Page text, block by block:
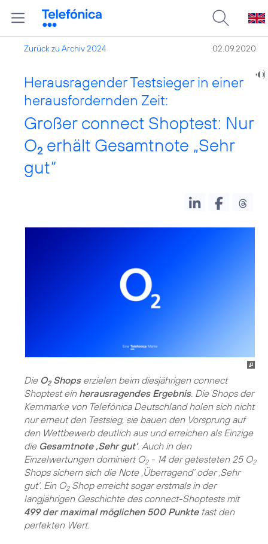
Zurück zu Archiv 2024 02.09.2020
Herausragender Testsieger in einer
herausfordernden Zeit:
Großer connect Shoptest: Nur
O2 erhält Gesamtnote „Sehr
gut“
Die O2Shopserzielen beim diesjährigen connect
Shoptest ein herausragendes Ergebnis. Die Shops der
Kernmarke von Telefónica Deutschland holen sich nicht
nur erneut den Testsieg, sie bauen den Vorsprung auf
den Wettbewerb deutlich aus und erreichen als Einzige
die Gesamtnote ‚Sehr gut‘. Auch in den
Einzelwertungen dominiert O2- 14 der getesteten 25 O2
Shops sichern sich die Note ‚Überragend‘ oder ‚Sehr
gut‘. Ein O2Shop erreicht sogar erstmals in der
langjährigen Geschichte des connect-Shoptests mit
499 der maximal möglichen 500 Punktefast den
perfekten Wert.